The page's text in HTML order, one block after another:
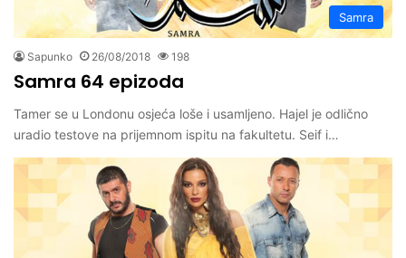
Samra
Sapunko 26/08/2018 198
Samra 64 epizoda
Tamer se u Londonu osjeća loše i usamljeno. Hajel je odlično
uradio testove na prijemnom ispitu na fakultetu. Seif i…